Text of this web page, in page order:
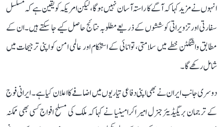
انہوں نے مزید کہا کہ آگے کا راستہ آسان نہیں ہوگا، لیکن امریکہ کو یقین ہے کہ مسلسل
سفارتی اور تزویراتی کوششوں کے ذریعے مطلوبہ نتائج حاصل کیے جا سکتے ہیں۔ ان کے
مطابق واشنگٹن خطے میں سلامتی، توانائی کے استحکام اور عالمی امن کو اپنی ترجیحات میں
شامل رکھے گا۔
دوسری جانب ایران نے بھی اپنی دفاعی تیاریوں میں اضافے کا اعلان کیا ہے۔ ایرانی فوج
کے ترجمان بریگیڈیئر جنرل امیر اکرامینیا نے کہا کہ ملک کی مسلح افواج کسی بھی ممکنہ